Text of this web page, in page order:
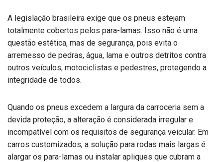
A legislação brasileira exige que os pneus estejam
totalmente cobertos pelos para-lamas. Isso não é uma
questão estética, mas de segurança, pois evita o
arremesso de pedras, água, lama e outros detritos contra
outros veículos, motociclistas e pedestres, protegendo a
integridade de todos.
Quando os pneus excedem a largura da carroceria sem a
devida proteção, a alteração é considerada irregular e
incompatível com os requisitos de segurança veicular. Em
carros customizados, a solução para rodas mais largas é
alargar os para-lamas ou instalar apliques que cubram a